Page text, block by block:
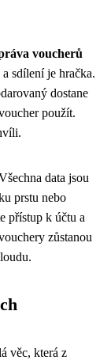
voucherů
a sdílení je hračka.
dostane
použít.
data jsou
prstu nebo
přístup k účtu a
zůstanou
věc, která z